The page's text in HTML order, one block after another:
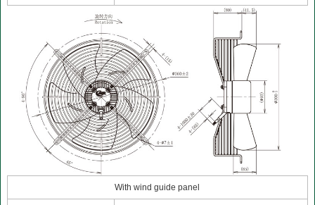
With wind guide panel